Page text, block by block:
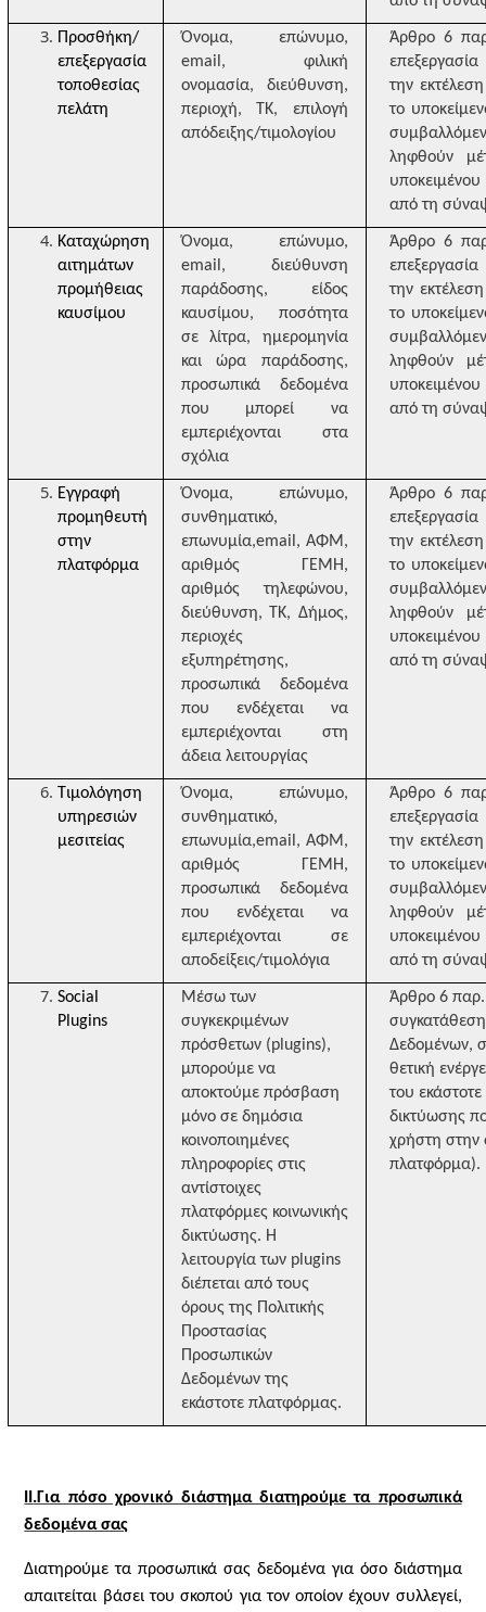
Προσθήκη/
επεξεργασία
τοποθεσίας
πελάτη
Όνομα, επώνυμο,
email , φιλική
ονομασία, διεύθυνση,
περιοχή, ΤΚ, επιλογή
απόδειξης/τιμολογίου
Άρθρο 6
την
το
ληφθούν
από τη
Καταχώρηση
αιτημάτων
προμήθειας
καυσίμου
Όνομα, επώνυμο,
email , διεύθυνση
παράδοσης, είδος
καυσίμου, ποσότητα
σε λίτρα, ημερομηνία
και ώρα παράδοσης,
προσωπικά δεδομένα
που μπορεί να
εμπεριέχονται στα
σχόλια
Άρθρο 6
την
το
ληφθούν
από τη
Εγγραφή
προμηθευτή
στην
πλατφόρμα
Όνομα, επώνυμο,
συνθηματικό,
επωνυμία,email , ΑΦΜ,
αριθμός ΓΕΜΗ,
αριθμός τηλεφώνου,
διεύθυνση, ΤΚ, Δήμος,
περιοχές
εξυπηρέτησης,
προσωπικά δεδομένα
που ενδέχεται να
εμπεριέχονται στη
άδεια λειτουργίας
Άρθρο 6
την
το
ληφθούν
από τη
Τιμολόγηση
υπηρεσιών
μεσιτείας
Όνομα, επώνυμο,
συνθηματικό,
επωνυμία,email , ΑΦΜ,
αριθμός ΓΕΜΗ,
προσωπικά δεδομένα
που ενδέχεται να
εμπεριέχονται σε
αποδείξεις/τιμολόγια
Άρθρο 6
την
το
ληφθούν
από τη
Social
Plugins
Μέσω των
συγκεκριμένων
πρόσθετων (plugins),
μπορούμε να
αποκτούμε πρόσβαση
μόνο σε δημόσια
κοινοποιημένες
πληροφορίες στις
αντίστοιχες
πλατφόρμες κοινωνικής
δικτύωσης. Η
λειτουργία των plugins
διέπεται από τους
όρους της Πολιτικής
Προστασίας
Προσωπικών
Δεδομένων της
εκάστοτε πλατφόρμας.
Άρθρο 6
Δεδομένων,
θετική
του εκάστοτε
δικτύωσης
χρήστη στην
πλατφόρμα).
.Για πόσο χρονικό διάστημα διατηρούμε τα προσωπικά
δεδομένα σας
Διατηρούμε τα προσωπικά σας δεδομένα για όσο διάστημα
απαιτείται βάσει του σκοπού για τον οποίον έχουν συλλεγεί,